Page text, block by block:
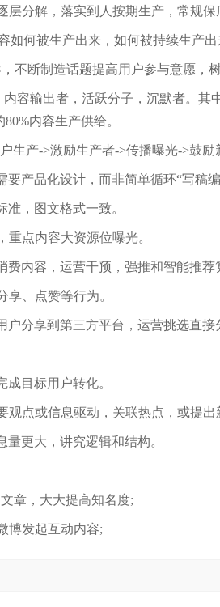
层分解，落实到人按期生产，常规保
如何被生产出来，如何被持续生产出
不断制造话题提高用户参与意愿，
容输出者，活跃分子，沉默者。其
内容生产供给。
生产->激励生产者->传播曝光->鼓励
产品化设计，而非简单循环“写稿编
准，图文格式一致。
重点内容大资源位曝光。
费内容，运营干预，强推和智能推荐
享、点赞等行为。
户分享到第三方平台，运营挑选直接
成目标用户转化。
观点或信息驱动，关联热点，或提出
更大，讲究逻辑和结构。
章，大大提高知名度;
博发起互动内容;